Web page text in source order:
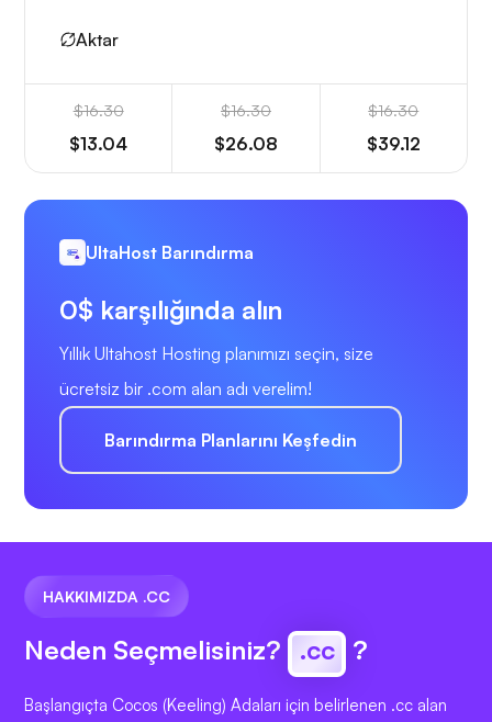
Aktar
$16.30
$13.04
$16.30
$26.08
$16.30
$39.12
UltaHost Barındırma
0$ karşılığında alın
Yıllık Ultahost Hosting planımızı seçin, size
ücretsiz bir .com alan adı verelim!
Barındırma Planlarını Keşfedin
HAKKIMIZDA .CC
Neden Seçmelisiniz? .cc ?
Başlangıçta Cocos (Keeling) Adaları için belirlenen .cc alan